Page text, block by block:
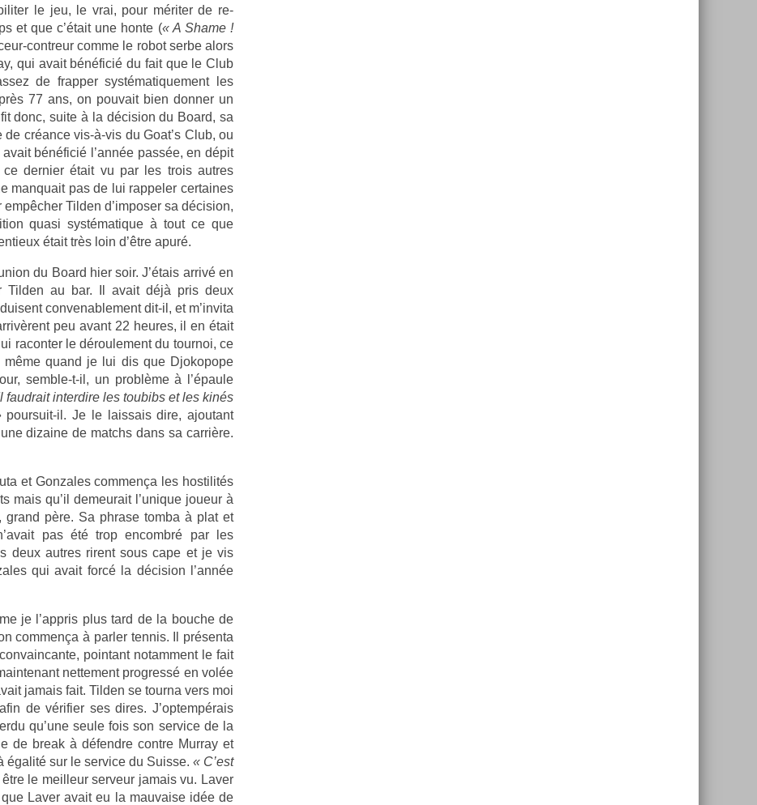
le jeu, le vrai, pour mériter de re­
et que c’était une honte (« A Shame !
contreur comme le robot serbe alors
qui avait bénéficié du fait que le Club
de frapp­er systématique­ment les
77 ans, on pouvait bien donn­er un
donc, suite à la décis­ion du Board, sa
créance vis-à-vis du Goat’s Club, ou
bénéficié l’année passée, en dépit
de­rni­er était vu par les trois aut­res
man­quait pas de lui rap­pel­er cer­taines
Tild­en d’im­pos­er sa décis­ion,
quasi systématique à tout ce que
était très loin d’être apuré.
du Board hier soir. J’étais arrivé en
Tild­en au bar. Il avait déjà pris deux
con­venab­le­ment dit-il, et m’in­vita
peu avant 22 heures, il en était
racont­er le déroule­ment du tour­noi, ce
quand je lui dis que Djokopope
semble-t-il, un problème à l’épaule
faud­rait in­ter­dire les toubibs et les kinés
poursuit-il. Je le lais­sais dire, ajoutant
di­zaine de matchs dans sa carrière.
et Gon­zales com­men­ça les hos­tilités
mais qu’il de­meurait l’unique joueur à
grand père. Sa phrase tomba à plat et
pas été trop en­combré par les
deux aut­res rirent sous cape et je vis
qui avait forcé la décis­ion l’année
je l’appris plus tard de la bouc­he de
com­men­ça à parl­er ten­nis. Il présenta
poin­tant notam­ment le fait
net­te­ment pro­gressé en volée
jamais fait. Tild­en se tour­na vers moi
de vérifi­er ses dires. J’op­tempérais
qu’une seule fois son ser­vice de la
de break à défendre con­tre Mur­ray et
égalité sur le ser­vice du Suis­se. « C’est
le meil­leur ser­veur jamais vu. Laver
Laver avait eu la mauva­ise idée de